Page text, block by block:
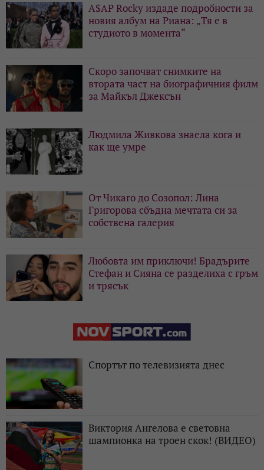
A$AP Rocky издаде подробности за
новия албум на Риана: „Тя е в
студиото в момента“
Скоро започват снимките на
втората част на биографичния филм
за Майкъл Джексън
Людмила Живкова знаела кога и
как ще умре
От Чикаго до Созопол: Лина
Григорова сбъдна мечтата си за
собствена галерия
Любовта им приключи! Брадърите
Стефан и Сияна се разделиха с гръм
и трясък
Спортът по телевизията днес
Виктория Ангелова е световна
шампионка на троен скок! (ВИДЕО)